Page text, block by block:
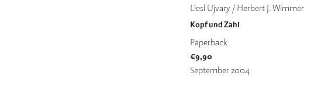
Liesl Ujvary / Herbert J. Wimmer
Kopf und Zahl
Paperback
€9,90
September 2004